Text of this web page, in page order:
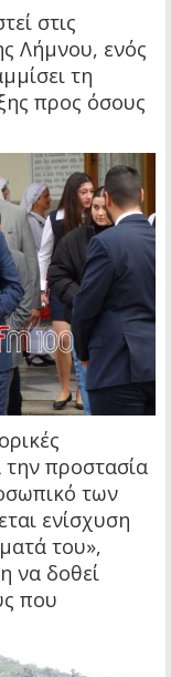
στις
Λήμνου, ενός
τη
προς όσους
την προστασία
των
ενίσχυση
του»,
να δοθεί
που